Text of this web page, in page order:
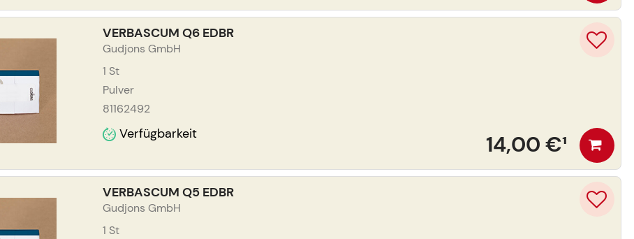
VERBASCUM Q6 EDBR
Gudjons GmbH
1 St
Pulver
81162492
Verfügbarkeit 14,00 €¹
VERBASCUM Q5 EDBR
Gudjons GmbH
1 St